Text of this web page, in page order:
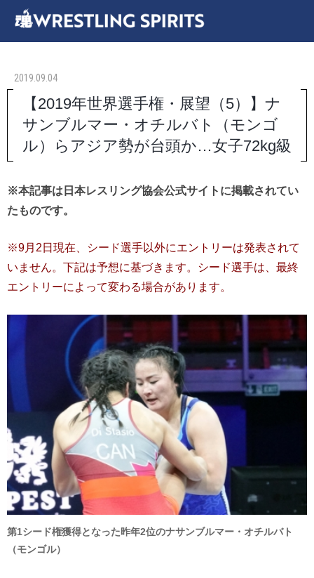
2019.09.04
【2019年世界選手権・展望（5）】ナ
サンブルマー・オチルバト（モンゴ
ル）らアジア勢が台頭か…女子72kg級
※本記事は日本レスリング協会公式サイトに掲載されてい
たものです。
※9月2日現在、シード選手以外にエントリーは発表されて
いません。下記は予想に基づきます。シード選手は、最終
エントリーによって変わる場合があります。
第1シード権獲得となった昨年2位のナサンブルマー・オチルバト
（モンゴル）